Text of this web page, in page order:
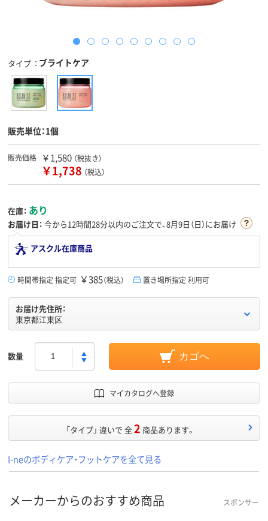
タイプ ブライトケア
販売単位：1個
販売価格 ￥1,580 （税抜き）
￥1,738 （税込）
在庫： あり
お届け日： 今から12時間28分以内のご注文で、8月9日（日）にお届け
アスクル在庫商品
時間帯指定 指定可 ￥385（税込） 置き場所指定 利用可
お届け先住所：
東京都江東区
数量 カゴへ
マイカタログへ登録
「タイプ」 違いで 全2 商品あります。
I-neのボディケア・フットケアを全て見る
メーカーからのおすすめ商品 スポンサー